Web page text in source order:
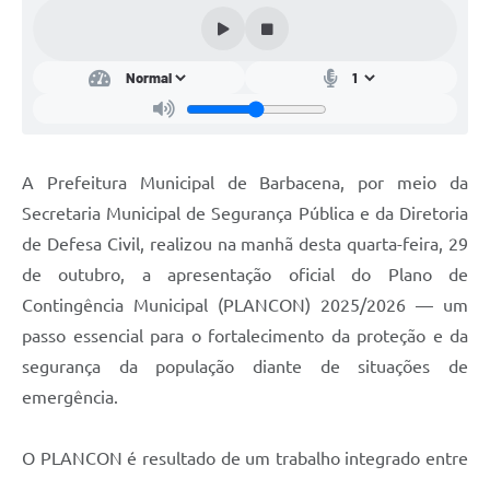
Plano Diretor e Mobilidade Urbana
3º Jornada Empreendedora BQ
Festival Gastronômico
Emprega Barbacena
Regularização de bairros
A Prefeitura Municipal de Barbacena, por meio da
Secretaria Municipal de Segurança Pública e da Diretoria
de Defesa Civil, realizou na manhã desta quarta-feira, 29
de outubro, a apresentação oficial do Plano de
Contingência Municipal (PLANCON) 2025/2026 — um
passo essencial para o fortalecimento da proteção e da
segurança da população diante de situações de
emergência.
O PLANCON é resultado de um trabalho integrado entre